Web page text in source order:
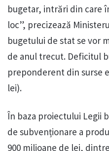
bugetar, intrări din care
loc”, precizează
bugetului de stat se vor
de anul trecut. Deficitul
preponderent din surse
lei).
În baza proiectului Legii
de subvenționare a
900 milioane de lei,